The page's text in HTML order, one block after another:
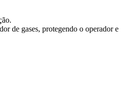
de gases, protegendo o operador e